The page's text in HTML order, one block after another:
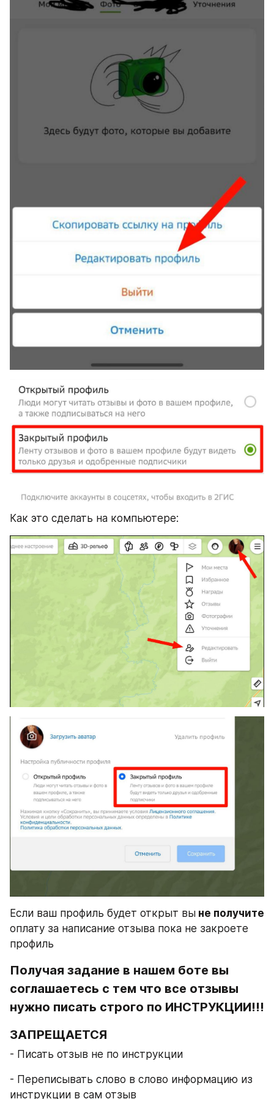
Как это сделать на компьютере:
Если ваш профиль будет открыт вы не получите
оплату за написание отзыва пока не закроете
профиль
Получая задание в нашем боте вы
соглашаетесь с тем что все отзывы
нужно писать строго по ИНСТРУКЦИИ!!!
ЗАПРЕЩАЕТСЯ
- Писать отзыв не по инструкции
- Переписывать слово в слово информацию из
инструкции в сам отзыв